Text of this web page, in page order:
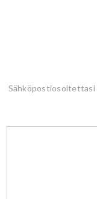
Sähköpostiosoitettasi